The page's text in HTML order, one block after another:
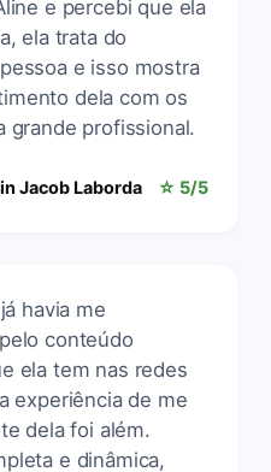
e percebi que ela
ela trata do
e isso mostra
dela com os
grande profissional.
Jacob Laborda ☆ 5/5
havia me
conteúdo
ela tem nas redes
experiência de me
dela foi além.
e dinâmica,